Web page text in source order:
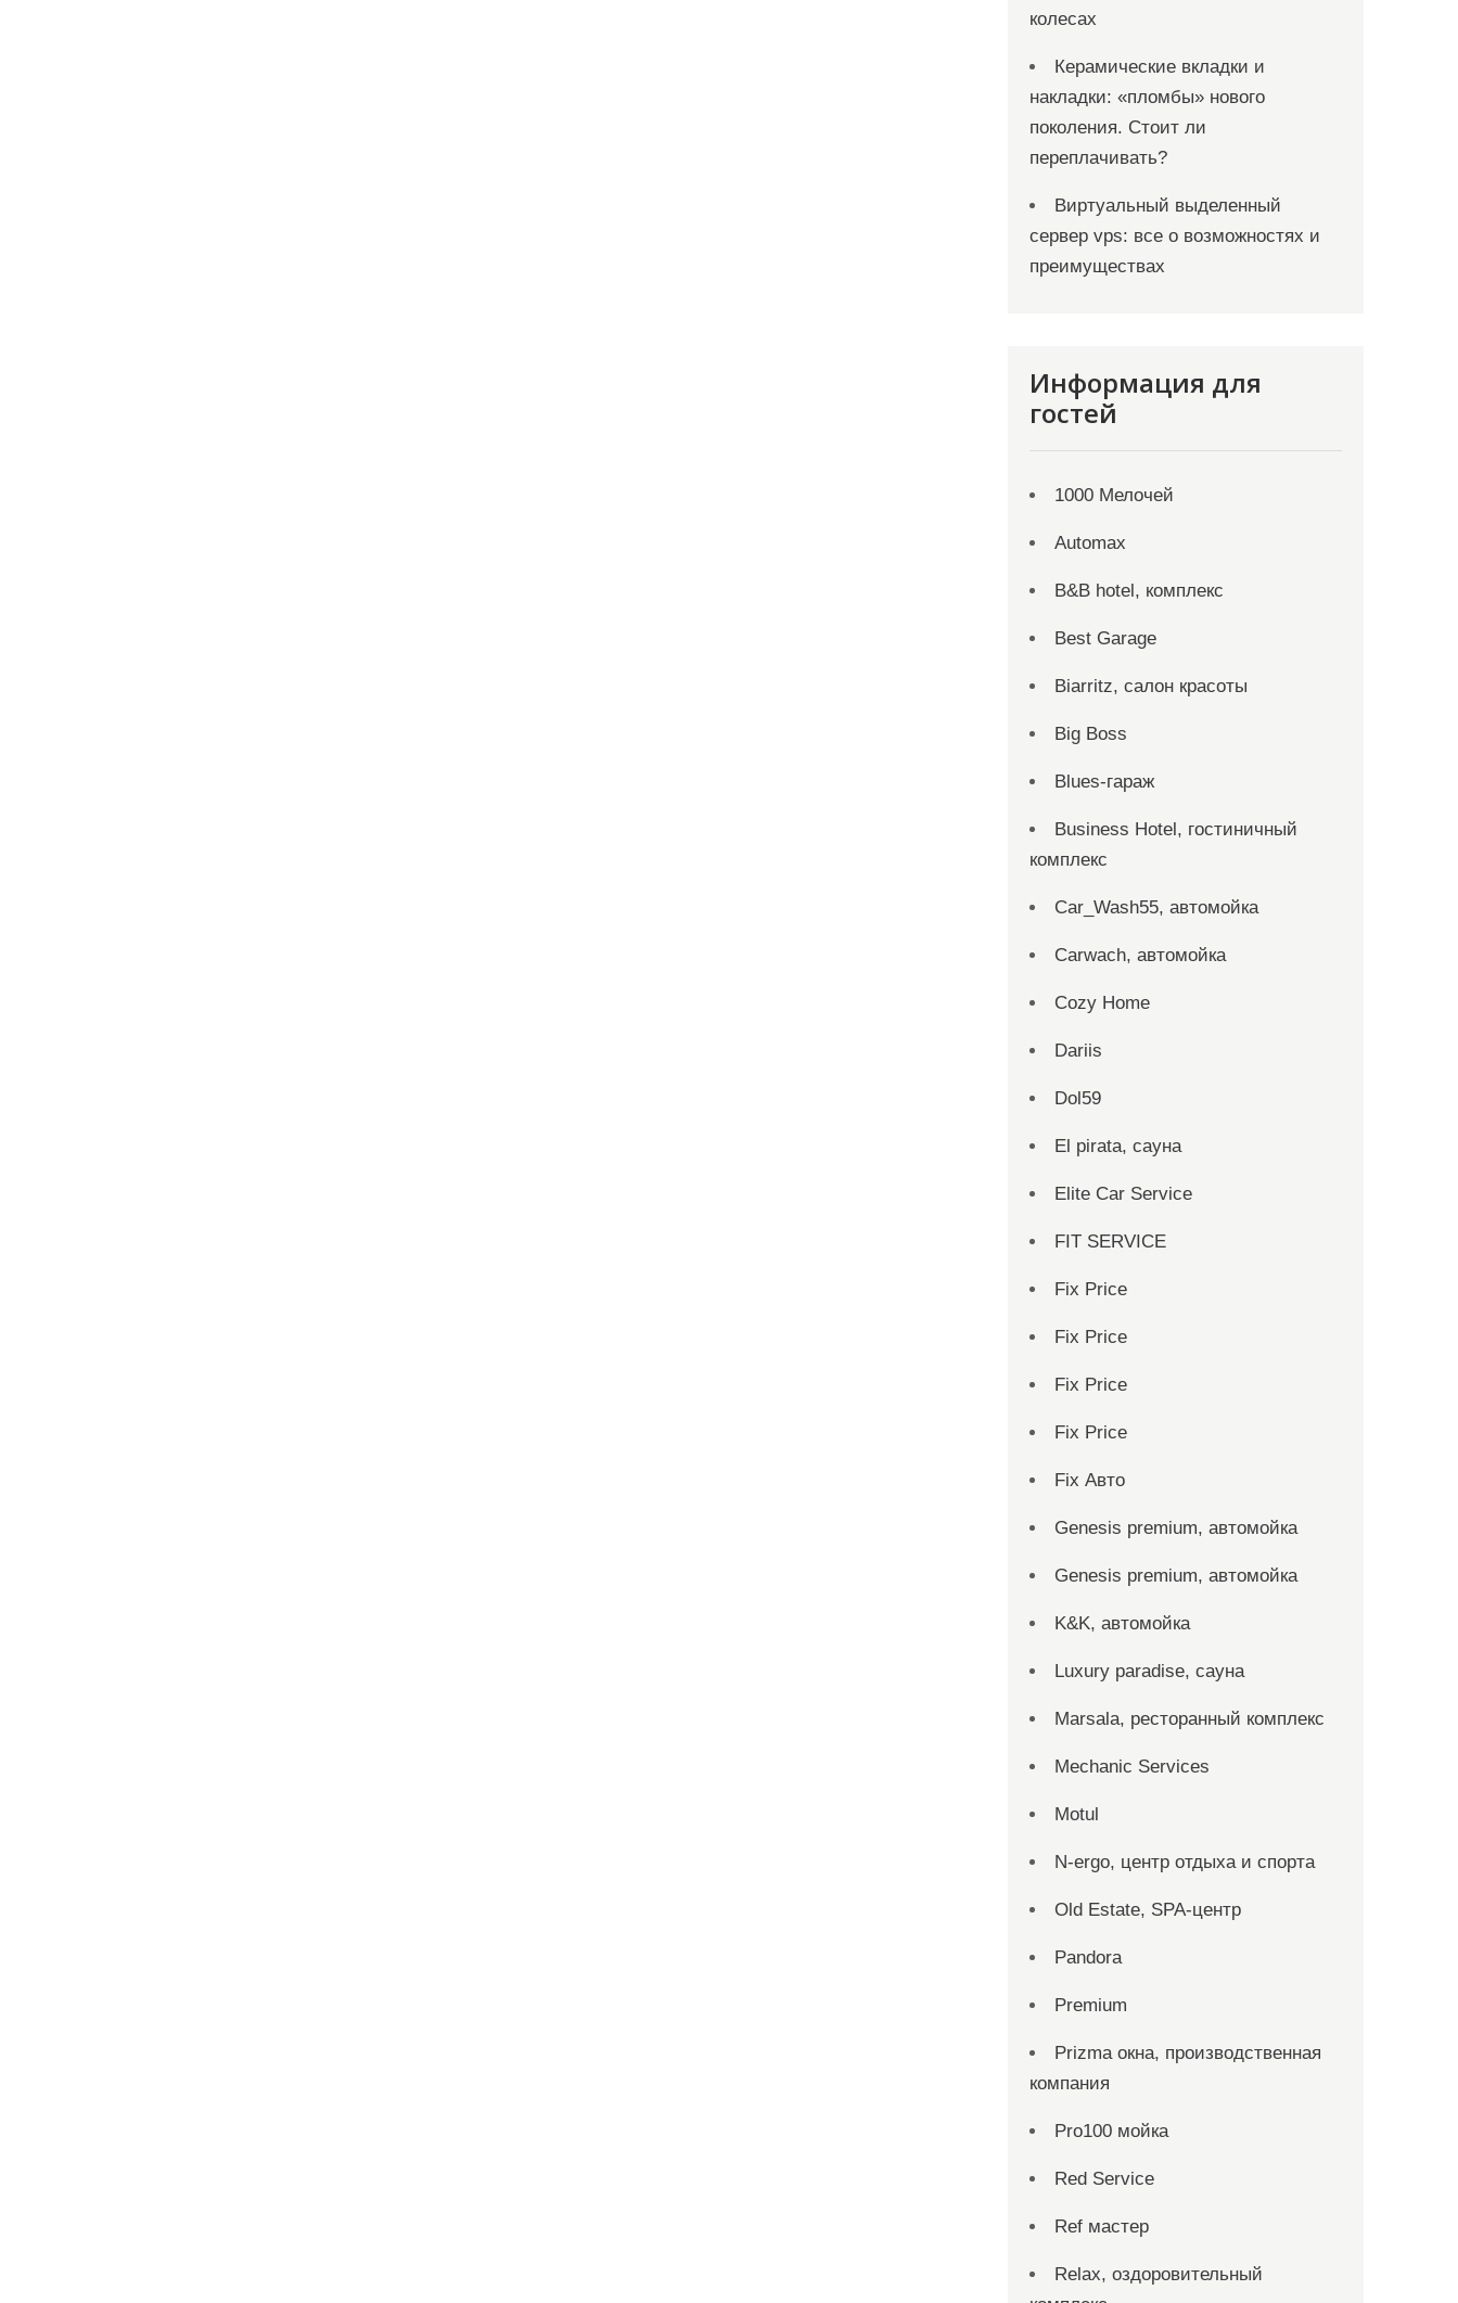
колесах
Керамические вкладки и
накладки: «пломбы» нового
поколения. Стоит ли
переплачивать?
Виртуальный выделенный
сервер vps: все о возможностях и
преимуществах
Информация для
гостей
1000 Мелочей
Automax
B&B hotel, комплекс
Best Garage
Biarritz, салон красоты
Big Boss
Blues-гараж
Business Hotel, гостиничный
комплекс
Car_Wash55, автомойка
Carwach, автомойка
Cozy Home
Dariis
Dol59
El pirata, сауна
Elite Car Service
FIT SERVICE
Fix Price
Fix Price
Fix Price
Fix Price
Fix Авто
Genesis premium, автомойка
Genesis premium, автомойка
K&K, автомойка
Luxury paradise, сауна
Marsala, ресторанный комплекс
Mechanic Services
Motul
N-ergo, центр отдыха и спорта
Old Estate, SPA-центр
Pandora
Premium
Prizma окна, производственная
компания
Pro100 мойка
Red Service
Ref мастер
Relax, оздоровительный